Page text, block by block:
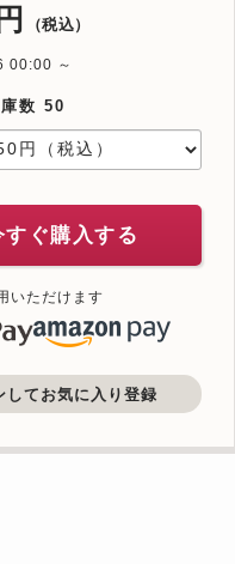
（税込）
00:00 ～
数 50
すぐ購入する
いただけます
してお気に入り登録